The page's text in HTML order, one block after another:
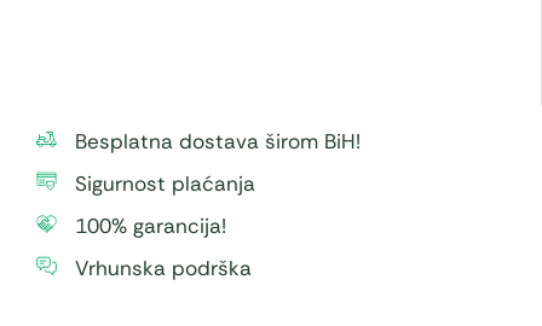
Besplatna dostava širom BiH!
Sigurnost plaćanja
100% garancija!
Vrhunska podrška